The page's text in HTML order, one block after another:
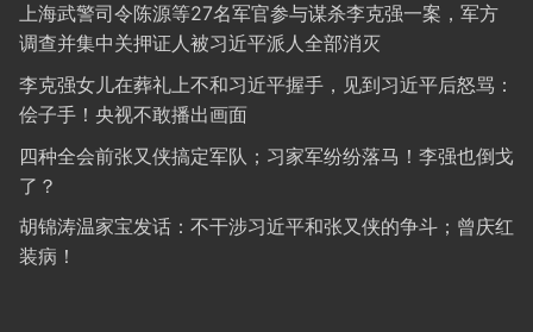
上海武警司令陈源等27名军官参与谋杀李克强一案，军方
调查并集中关押证人被习近平派人全部消灭
李克强女儿在葬礼上不和习近平握手，见到习近平后怒骂：
侩子手！央视不敢播出画面
四种全会前张又侠搞定军队；习家军纷纷落马！李强也倒戈
了？
胡锦涛温家宝发话：不干涉习近平和张又侠的争斗；曾庆红
装病！